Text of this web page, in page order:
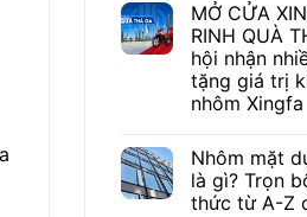
MỞ CỬA
RINH QUÀ
hội nhận
tặng giá trị
nhôm Xingfa
Nhôm mặt
là gì? Trọn
thức từ A-Z